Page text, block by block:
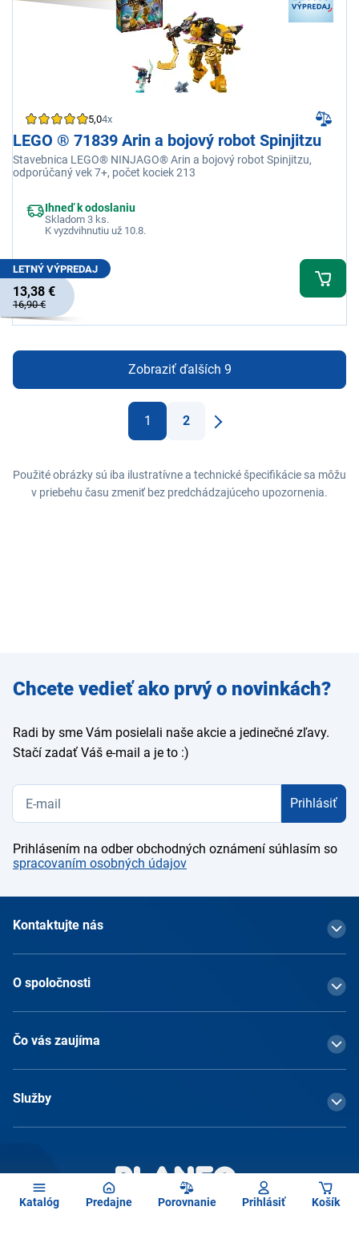
Katalóg Predajne Porovnanie Prihlásiť Košík
5,04x
LEGO ® 71839 Arin a bojový robot Spinjitzu
Stavebnica LEGO® NINJAGO® Arin a bojový robot Spinjitzu,
odporúčaný vek 7+, počet kociek 213
Ihneď k odoslaniu
Skladom 3 ks.
K vyzdvihnutiu už 10.8.
LETNÝ VÝPREDAJ
13,38 €
16,90 €
Zobraziť ďalších 9
1
2
Použité obrázky sú iba ilustratívne a technické špecifikácie sa môžu
v priebehu času zmeniť bez predchádzajúceho upozornenia.
Zadajte
e-mail
Chcete vedieť ako prvý o novinkách?
Radi by sme Vám posielali naše akcie a jedinečné zľavy.
Stačí zadať Váš e-mail a je to :)
Prihlásiť
Prihlásením na odber obchodných oznámení súhlasím so
spracovaním osobných údajov
Kontaktujte nás
O spoločnosti
Čo vás zaujíma
Služby